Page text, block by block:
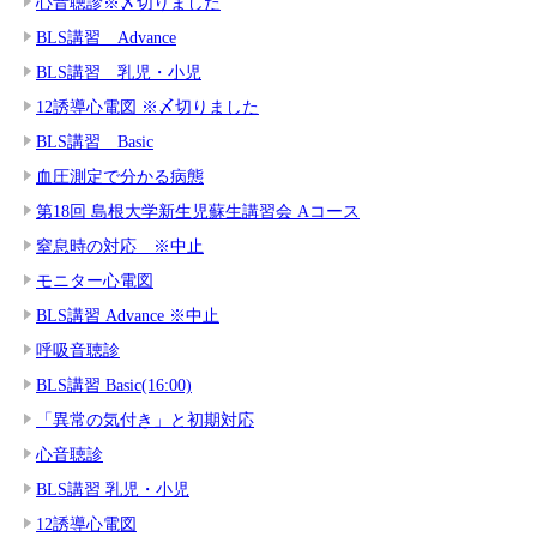
BLS講習 Advance
BLS講習 乳児・小児
12誘導心電図 ※〆切りました
BLS講習 Basic
血圧測定で分かる病態
第18回 島根大学新生児蘇生講習会 Aコース
窒息時の対応 ※中止
モニター心電図
BLS講習 Advance ※中止
呼吸音聴診
BLS講習 Basic(16:00)
「異常の気付き」と初期対応
心音聴診
BLS講習 乳児・小児
12誘導心電図